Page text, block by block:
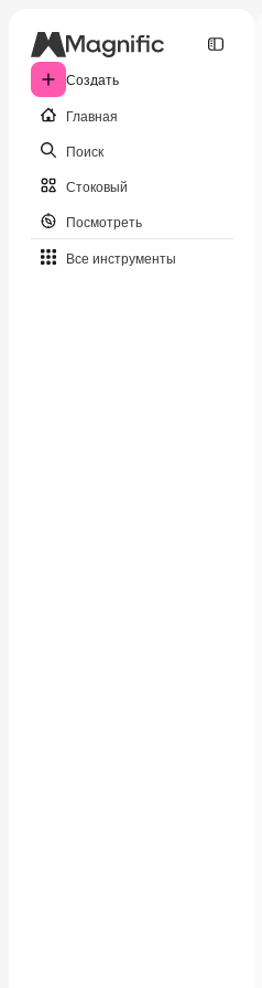
Создать
Главная
Поиск
Стоковый
Посмотреть
Все инструменты